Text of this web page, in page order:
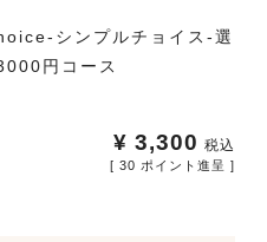
シンプルチョイス-選
円コース
¥ 3,300 税込
[ 30 ポイント進呈 ]